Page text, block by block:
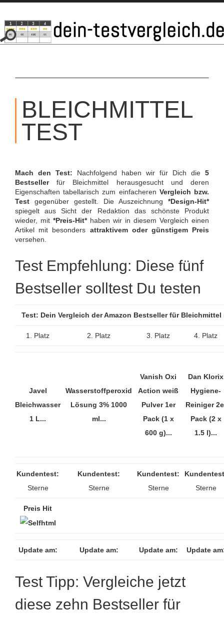
SKIP
CONTENT
BLEICHMITTEL
TEST
Mach den Test: Nachfolgend haben wir für Dich die 5
Bestsellerfür Bleichmittel herausgesucht und deren
Eigenschaften tabellarisch zum einfacheren Vergleich bzw.
Test gegenüber gestellt. Die Auszeichnung *Design-Hit*
spiegelt aus Sicht der Redaktion das schönste Produkt
wieder, mit *Preis-Hit*haben wir in diesem Vergleich einen
Artikel mit besonders attraktivem oder günstigem Preis
versehen.
Test Empfehlung: Diese fünf
Bestseller solltest Du testen
Test: Dein Vergleich der Amazon Bestseller für
1. Platz 2. Platz 3. Platz 4. Platz
Javel
Bleichwasser
1 L...
Wasserstoffperoxid
Lösung 3% 1000
ml...
Vanish Oxi
Action weiß
Pulver 1er
Pack (1 x
600 g)...
Dan Klorix
Hygiene-
Reiniger
Pack (2 x
1.5 l)...
Kundentest:
Sterne
Kundentest:
Sterne
Kundentest:
Sterne
Sterne
Preis Hit
Update am: Update am: Update am: Update
Test Tipp: Vergleiche jetzt
diese zehn Bestseller für